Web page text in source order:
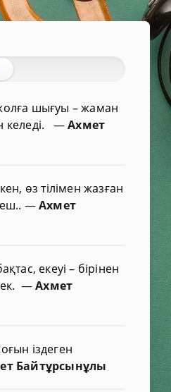
шығуы – жаман
келеді. —Ахмет
өз тілімен жазған
—Ахмет
екеуі – бірінен
—Ахмет
іздеген
Байтұрсынұлы